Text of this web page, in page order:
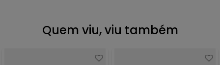
Quem viu, viu também